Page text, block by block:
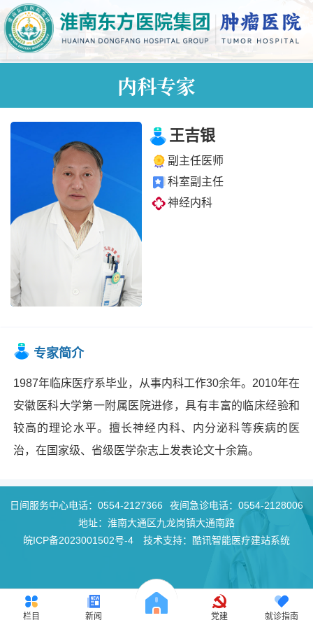
内科专家
王吉银
副主任医师
科室副主任
神经内科
专家简介
1987年临床医疗系毕业，从事内科工作30余年。2010年在
安徽医科大学第一附属医院进修，具有丰富的临床经验和
较高的理论水平。擅长神经内科、内分泌科等疾病的医
治，在国家级、省级医学杂志上发表论文十余篇。
栏目 新闻 党建 就诊指南
日间服务中心电话： 0554-2127366 夜间急诊电话： 0554-2128006
地址：淮南大通区九龙岗镇大通南路
皖ICP备2023001502号-4
技术支持：酷讯智能医疗建站系统